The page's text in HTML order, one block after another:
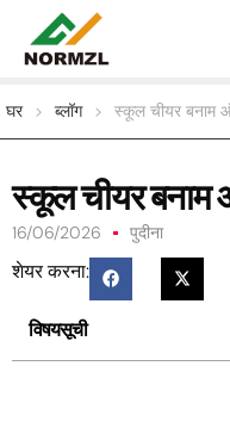
घर > ब्लॉग > स्कूल चीयर बनाम
स्कूल चीयर बनाम
16/06/2026 पुदीना
शेयर करना:
विषयसूची